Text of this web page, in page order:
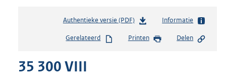
Authentieke versie (PDF)b
s
Informatie
Gerelateerd Printen Delen
35 300 VIII